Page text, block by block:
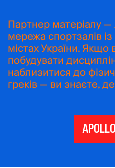
Партнер матеріалу —
мережа спортзалів
містах України. Якщо
побудувати
наблизитися до
греків — ви знаєте,